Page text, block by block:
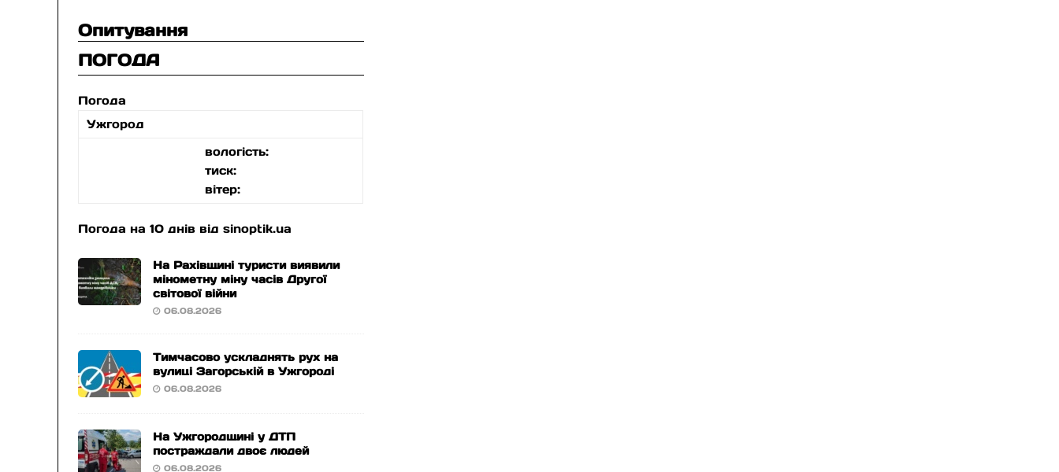
Опитування
ПОГОДА
Погода
Ужгород
вологість:
тиск:
вітер:
Погода на 10 днів відsinoptik.ua
На Рахівщині туристи виявили
мінометну міну часів Другої
світової війни
06.08.2026
Тимчасово ускладнять рух на
вулиці Загорській в Ужгороді
06.08.2026
На Ужгородщині у ДТП
постраждали двоє людей
06.08.2026